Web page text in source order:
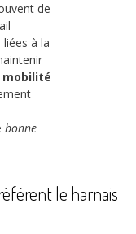
de
à la
mobilité
bonne
le harnais